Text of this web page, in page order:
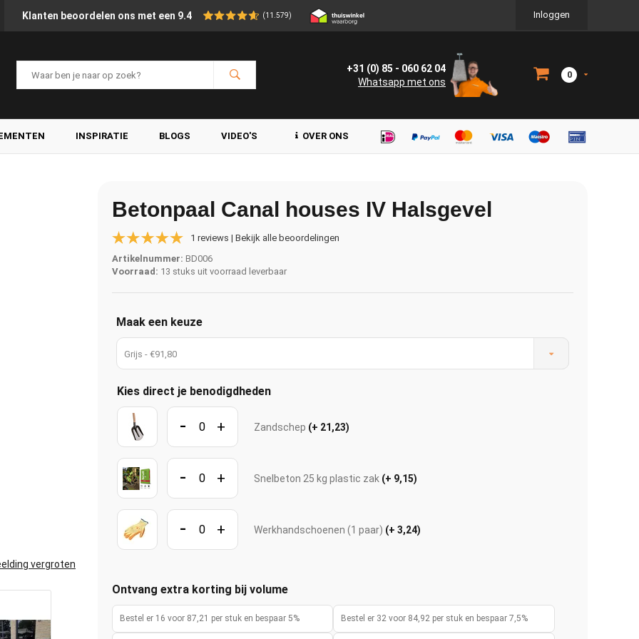
Klanten beoordelen ons met een 9.4 (11.579) Inloggen
+31 (0) 85 - 060 62 04
Whatsapp met ons
0
INSPIRATIE BLOGS VIDEO'S OVER ONS
vergroten
Betonpaal Canal houses IV Halsgevel
1 reviews | Bekijk alle beoordelingen
Artikelnummer: BD006
Voorraad: 13 stuks uit voorraad leverbaar
Maak een keuze
Grijs - €91,80
Kies direct je benodigdheden
- + Zandschep (+ 21,23)
- + Snelbeton 25 kg plastic zak (+ 9,15)
- + Werkhandschoenen (1 paar) (+ 3,24)
Ontvang extra korting bij volume
Bestel er 16 voor 87,21 per stuk en bespaar 5% Bestel er 32 voor 84,92 per stuk en bespaar 7,5%